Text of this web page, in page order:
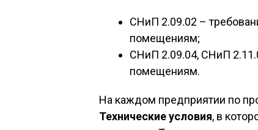
СНиП 2.09.02 –
помещениям;
СНиП 2.09.04, СНиП
помещениям.
На каждом предприятии по
Технические условия, в